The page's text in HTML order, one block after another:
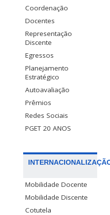
Coordenação
Docentes
Representação
Discente
Egressos
Planejamento
Estratégico
Autoavaliação
Prêmios
Redes Sociais
PGET 20 ANOS
Mobilidade Docente
Mobilidade Discente
Cotutela